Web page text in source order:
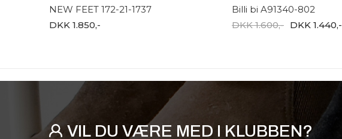
NEW FEET 172-21-1737
DKK 1.850,-
Billi bi A91340-802
DKK 1.600,- DKK 1.440,-
VIL DU VÆRE MED I KLUBBEN?